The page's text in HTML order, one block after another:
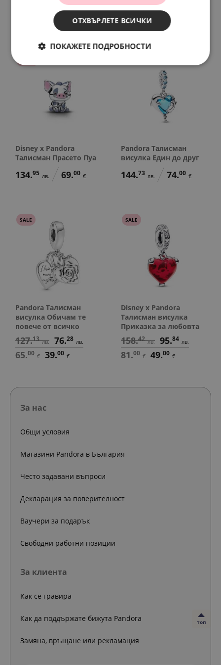
30.00 78. лв. 48.
40. € 25. 00
Disney x Pandora
Талисман Прасето Пуа
134.95 лв. 69.00 €
Pandora Талисман
висулка Един до друг
144.73 лв. 74.00 €
SALE
Pandora Талисман
висулка Обичам те
повече от всичко
127.13 лв. 76.28 лв.
65.00 € 39.00 €
SALE
Disney x Pandora
Талисман висулка
Приказка за любовта
158.42 лв. 95.84 лв.
81.00 € 49.00 €
топ
За нас
Общи условия
Магазини Pandora в България
Често задавани въпроси
Декларация за поверителност
Ваучери за подарък
Свободни работни позиции
За клиента
Как се гравира
Как да поддържате бижута Pandora
Замяна, връщане или рекламация
ОТХВЪРЛЕТЕ ВСИЧКИ
ПОКАЖЕТЕ ПОДРОБНОСТИ